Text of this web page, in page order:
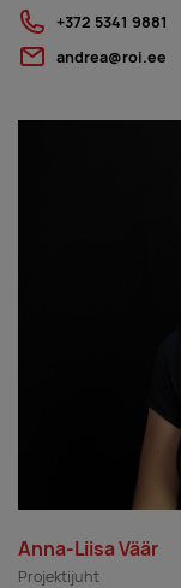
+372 5341 9881
andrea@roi.ee
Anna-Liisa Väär
Projektijuht